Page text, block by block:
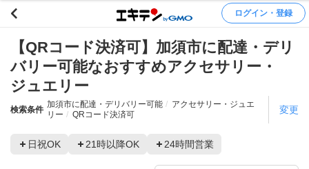
ログイン・登録
【QRコード決済可】加須市に配達・デリ
バリー可能なおすすめアクセサリー・
ジュエリー
検索条件
加須市に配達・デリバリー可能
アクセサリー・ジュエ
リー
QRコード決済可 変更
日祝OK 21時以降OK 24時間営業